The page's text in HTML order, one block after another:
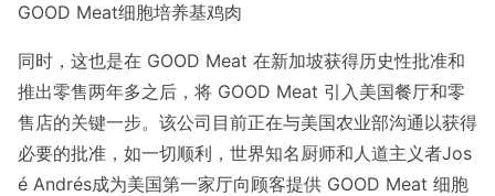
GOOD Meat细胞培养基鸡肉
同时，这也是在 GOOD Meat 在新加坡获得历史性批准和
推出零售两年多之后，将 GOOD Meat 引入美国餐厅和零
售店的关键一步。该公司目前正在与美国农业部沟通以获得
必要的批准，如一切顺利，世界知名厨师和人道主义者Jos
é Andrés成为美国第一家厅向顾客提供 GOOD Meat 细胞